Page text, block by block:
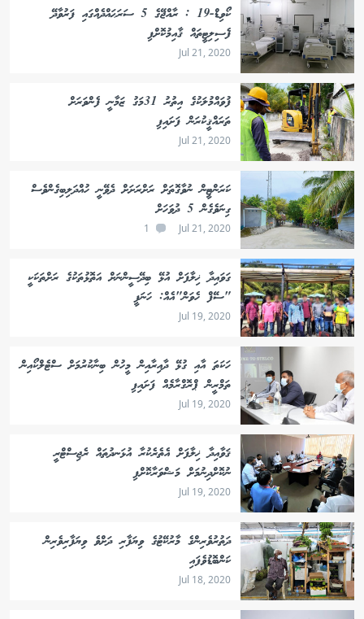
ކޯވިޑް-19 : ރާއްޖޭގެ 5 ސަރަޙައްދެއްގައި ފަރުވާދޭ
ފެސިލިޓީތައް ޤާއިމުކޮށްފި
Jul 21, 2020
ފުވައްމުލަކުގެ އިތުރު 31މަގު ޒަމާނީ ފެންވަރަށް
ތަރައްޤީކުރަން ފަށައިފި
Jul 21, 2020
ކަރަންޓީން ނުވާގޮތަށް ރަށްރަށަށް ދެވޭނީ ހުއްދަލިބިގެންވެސް
ގިނަވެގެން 5 ދުވަހަށް
Jul 21, 2020
1
ގަވައިދާ ޚިލާފަށް އުޅޭ ބިދޭސީންނަށް އަތޮޅުތަކުގެ ރަށްތަކަކީ
"ސޭފް ހެވަން"އެއް: ހަނަފީ
Jul 19, 2020
ހަކަތަ އާއި ގުޅޭ ދާއިރާއިން މީހުން ބިނާކުރުމަށް ސްޓެލްކޯއިން
ތަމްރީން ޕްރޮގްރާމެއް ފަށައިފި
Jul 19, 2020
ޤަވާއިދާ ޚިލާފަށް އެތެރެކުރާ އުޅަނދުތައް ރެޖިސްޓްރީ
ނުކޮށްދިނުމަށް މަޝްވަރާކޮށްފި
Jul 19, 2020
ދަތުރުވެރިންގެ މާރުކޭޓުގެ ވިޔަފާރި ދަށްވެ ވިޔަފާރިވެރިން
ކަންބޮޑުވެފައި
Jul 18, 2020